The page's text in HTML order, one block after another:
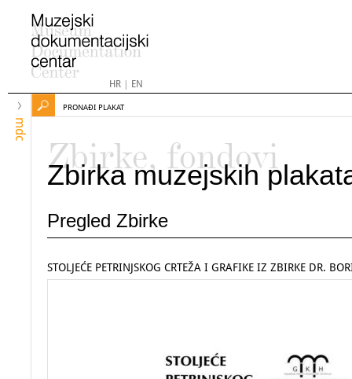
HR| EN
mdc
PRONAĐI PLAKAT
Zbirke, fondovi
Zbirka muzejskih
Pregled Zbirke
STOLJEĆE PETRINJSKOG CRTEŽA I GRAFIKE IZ ZBIRKE DR.